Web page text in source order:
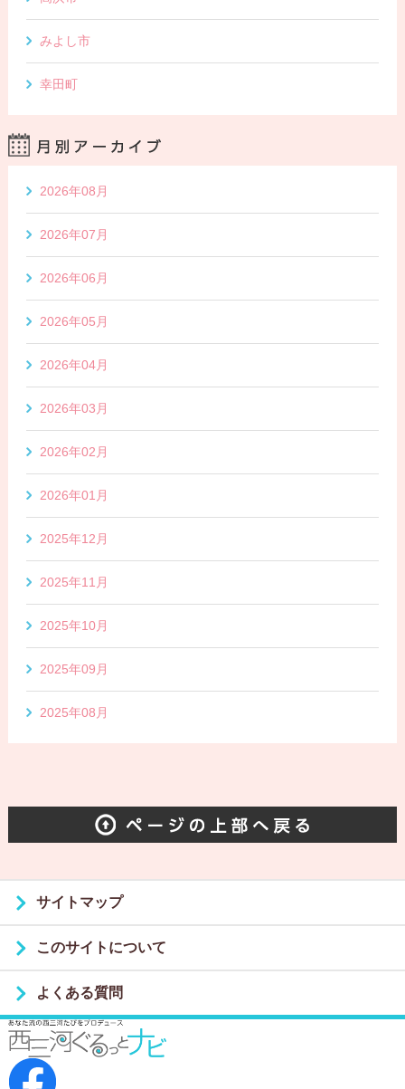
みよし市
幸田町
2026年08月
2026年07月
2026年06月
2026年05月
2026年04月
2026年03月
2026年02月
2026年01月
2025年12月
2025年11月
2025年10月
2025年09月
2025年08月
サイトマップ
このサイトについて
よくある質問